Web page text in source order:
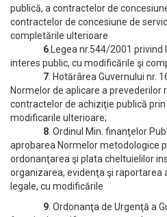
publică, a contractelor de
contractelor de concesiune de
completările ulterioare
6 .Legea nr.544/2001
interes public, cu modificările şi
7 . Hotărârea Guvernului nr.
Normelor de aplicare a
contractelor de achiziţie publică
modificarile ulterioare;
8 . Ordinul Min. finanţelor
aprobarea Normelor metodologice
ordonanţarea şi plata cheltuielilor
organizarea, evidenţa şi raportarea
legale, cu modificările
9 . Ordonanţa de Urgenţă a